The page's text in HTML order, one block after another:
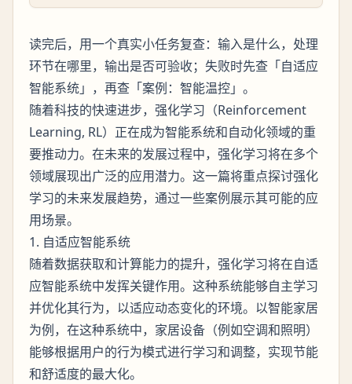
读完后，用一个真实小任务复查：输入是什么，处理
环节在哪里，输出是否可验收；失败时先查「自适应
智能系统」，再查「案例：智能温控」。
随着科技的快速进步，强化学习（Reinforcement
Learning, RL）正在成为智能系统和自动化领域的重
要推动力。在未来的发展过程中，强化学习将在多个
领域展现出广泛的应用潜力。这一篇将重点探讨强化
学习的未来发展趋势，通过一些案例展示其可能的应
用场景。
1. 自适应智能系统
随着数据获取和计算能力的提升，强化学习将在自适
应智能系统中发挥关键作用。这种系统能够自主学习
并优化其行为，以适应动态变化的环境。以智能家居
为例，在这种系统中，家居设备（例如空调和照明）
能够根据用户的行为模式进行学习和调整，实现节能
和舒适度的最大化。